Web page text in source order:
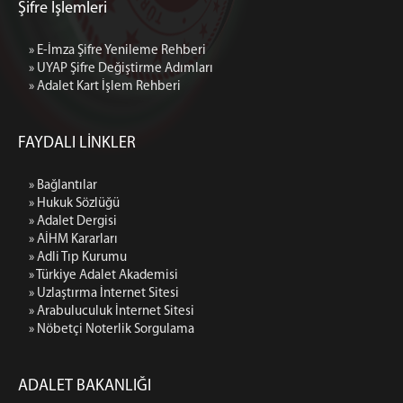
4 İDARE MAHKEMESİ
KİLİS
GAZİANTEP İDARE MAHKEMESİ (BAĞLI)
2 İDARE MAHKEMESİ
3 İDARE MAHKEMESİ
VERGİ MAHKEMESİ
ŞANLIURFA
1 İDARE MAHKEMESİ
2 İDARE MAHKEMESİ
3 İDARE MAHKEMESİ
MEDYA İLETİŞİM BÜROSU
Şifre İşlemleri
» E-İmza Şifre Yenileme Rehberi
» UYAP Şifre Değiştirme Adımları
» Adalet Kart İşlem Rehberi
FAYDALI LİNKLER
» Bağlantılar
» Hukuk Sözlüğü
» Adalet Dergisi
» AİHM Kararları
» Adli Tıp Kurumu
» Türkiye Adalet Akademisi
» Uzlaştırma İnternet Sitesi
» Arabuluculuk İnternet Sitesi
» Nöbetçi Noterlik Sorgulama
ADALET BAKANLIĞI